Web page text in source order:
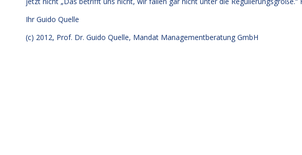
Ihr Guido Quelle
(c) 2012, Prof. Dr. Guido Quelle, Mandat Managementberatung GmbH